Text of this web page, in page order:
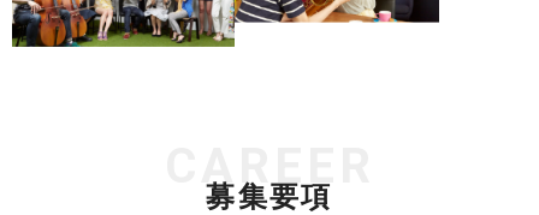
募集要項
CAREER